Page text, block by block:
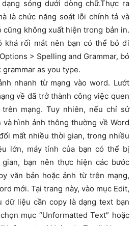
sóng dưới dòng chữ.Thực ra
là chức năng soát lỗi chính tả và
cũng không xuất hiện trong bản in.
khá rối mắt nên bạn có thể bỏ đi
> Spelling and Grammar, bỏ
as you type.
nhanh từ mạng vào word. Lướt
về đã trở thành công việc quen
mạng. Tuy nhiên, nếu chỉ sử
hình ảnh thông thường về Word
mất nhiều thời gian, trong nhiều
lớn, máy tính của bạn có thể bị
bạn nên thực hiện các bước
văn bản hoặc ảnh từ trên mạng,
mới. Tại trang này, vào mục Edit,
dữ liệu cần copy là dạng text bạn
mục “Unformatted Text” hoặc